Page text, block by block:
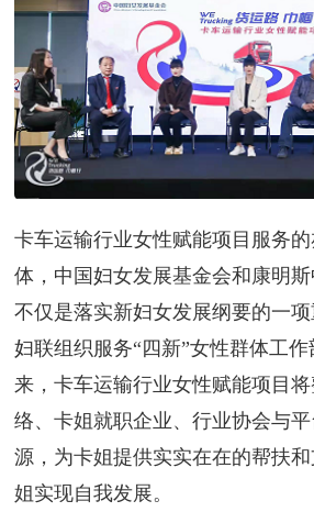
卡车运输行业女性赋能项目服务
体，中国妇女发展基金会和康明斯
不仅是落实新妇女发展纲要的一
妇联组织服务“四新”女性群体工
来，卡车运输行业女性赋能项目
络、卡姐就职企业、行业协会与
源，为卡姐提供实实在在的帮扶
姐实现自我发展。